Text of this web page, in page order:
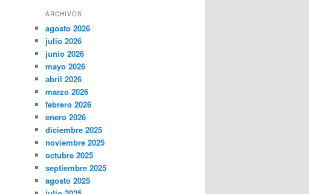
ARCHIVOS
agosto 2026
julio 2026
junio 2026
mayo 2026
abril 2026
marzo 2026
febrero 2026
enero 2026
diciembre 2025
noviembre 2025
octubre 2025
septiembre 2025
agosto 2025